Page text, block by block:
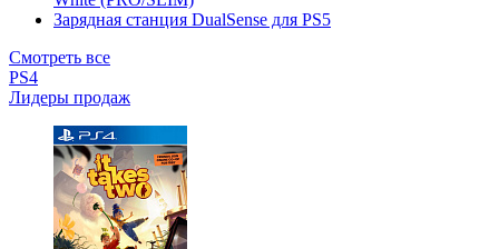
Зарядная станция DualSense для PS5
Смотреть все
PS4
Лидеры продаж